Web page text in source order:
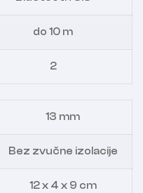
do 10 m
2
13 mm
Bez zvučne izolacije
12 x 4 x 9 cm